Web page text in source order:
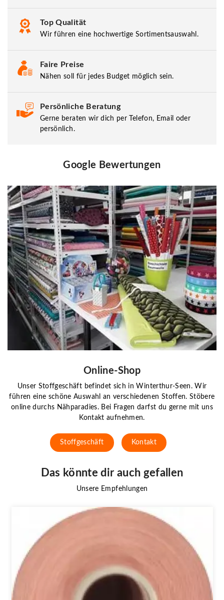
Top Qualität
Wir führen eine hochwertige Sortimentsauswahl.
Faire Preise
Nähen soll für jedes Budget möglich sein.
Persönliche Beratung
Gerne beraten wir dich per Telefon, Email oder
persönlich.
Google Bewertungen
Online-Shop
Unser Stoffgeschäft befindet sich in Winterthur-Seen. Wir
führen eine schöne Auswahl an verschiedenen Stoffen. Stöbere
online durchs Nähparadies. Bei Fragen darfst du gerne mit uns
Kontakt aufnehmen.
Stoffgeschäft Kontakt
Das könnte dir auch gefallen
Unsere Empfehlungen